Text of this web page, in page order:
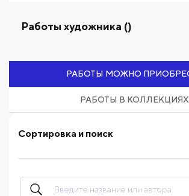
Работы художника ()
РАБОТЫ МОЖНО
РАБОТЫ В КОЛЛЕКЦИЯХ
Сортировка и поиск